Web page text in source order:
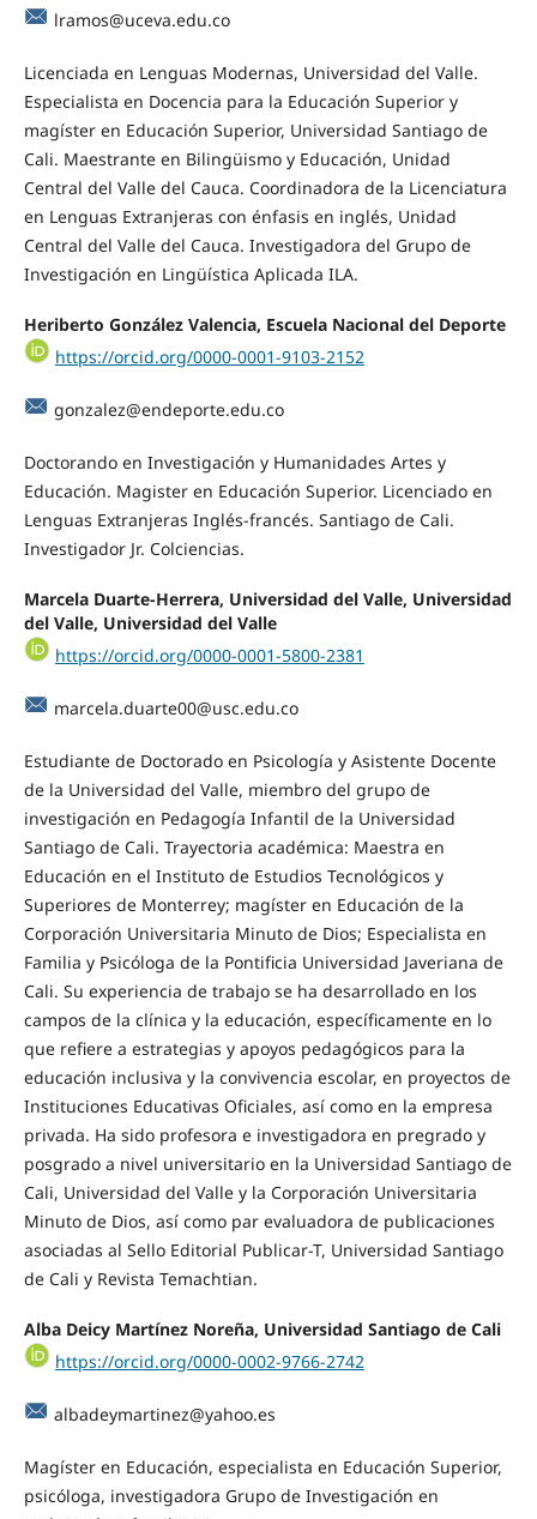
lramos@uceva.edu.co
Licenciada en Lenguas Modernas, Universidad del Valle.
Especialista en Docencia para la Educación Superior y
magíster en Educación Superior, Universidad Santiago de
Cali. Maestrante en Bilingüismo y Educación, Unidad
Central del Valle del Cauca. Coordinadora de la Licenciatura
en Lenguas Extranjeras con énfasis en inglés, Unidad
Central del Valle del Cauca. Investigadora del Grupo de
Investigación en Lingüística Aplicada ILA.
Heriberto González Valencia, Escuela Nacional del Deporte
https://orcid.org/0000-0001-9103-2152
gonzalez@endeporte.edu.co
Doctorando en Investigación y Humanidades Artes y
Educación. Magister en Educación Superior. Licenciado en
Lenguas Extranjeras Inglés-francés. Santiago de Cali.
Investigador Jr. Colciencias.
Marcela Duarte-Herrera, Universidad del Valle, Universidad
del Valle, Universidad del Valle
https://orcid.org/0000-0001-5800-2381
marcela.duarte00@usc.edu.co
Estudiante de Doctorado en Psicología y Asistente Docente
de la Universidad del Valle, miembro del grupo de
investigación en Pedagogía Infantil de la Universidad
Santiago de Cali. Trayectoria académica: Maestra en
Educación en el Instituto de Estudios Tecnológicos y
Superiores de Monterrey; magíster en Educación de la
Corporación Universitaria Minuto de Dios; Especialista en
Familia y Psicóloga de la Pontificia Universidad Javeriana de
Cali. Su experiencia de trabajo se ha desarrollado en los
campos de la clínica y la educación, específicamente en lo
que refiere a estrategias y apoyos pedagógicos para la
educación inclusiva y la convivencia escolar, en proyectos de
Instituciones Educativas Oficiales, así como en la empresa
privada. Ha sido profesora e investigadora en pregrado y
posgrado a nivel universitario en la Universidad Santiago de
Cali, Universidad del Valle y la Corporación Universitaria
Minuto de Dios, así como par evaluadora de publicaciones
asociadas al Sello Editorial Publicar-T, Universidad Santiago
de Cali y Revista Temachtian.
Alba Deicy Martínez Noreña, Universidad Santiago de Cali
https://orcid.org/0000-0002-9766-2742
albadeymartinez@yahoo.es
Magíster en Educación, especialista en Educación Superior,
psicóloga, investigadora Grupo de Investigación en